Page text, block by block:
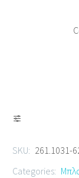
SKU: 261.1031-
Categories: